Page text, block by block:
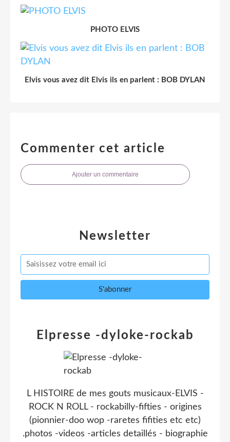
PHOTO ELVIS
Elvis vous avez dit Elvis ils en parlent : BOB DYLAN
Commenter cet article
Ajouter un commentaire
Newsletter
Elpresse -dyloke-rockab
L HISTOIRE de mes gouts musicaux-ELVIS -
ROCK N ROLL - rockabilly-fifties - origines
(pionnier-doo wop -raretes fifities etc etc)
.photos -videos -articles detaillés - biographie